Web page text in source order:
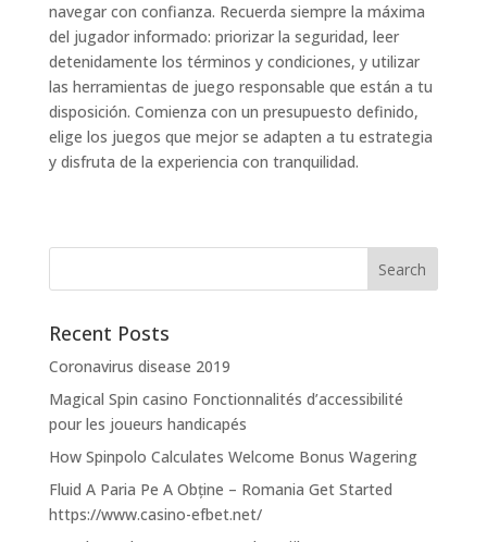
navegar con confianza. Recuerda siempre la máxima
del jugador informado: priorizar la seguridad, leer
detenidamente los términos y condiciones, y utilizar
las herramientas de juego responsable que están a tu
disposición. Comienza con un presupuesto definido,
elige los juegos que mejor se adapten a tu estrategia
y disfruta de la experiencia con tranquilidad.
Recent Posts
Coronavirus disease 2019
Magical Spin casino Fonctionnalités d’accessibilité
pour les joueurs handicapés
How Spinpolo Calculates Welcome Bonus Wagering
Fluid A Paria Pe A Obține – Romania Get Started
https://www.casino-efbet.net/